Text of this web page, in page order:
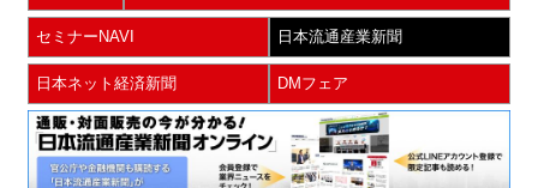
セミナーNAVI 日本流通産業新聞
日本ネット経済新聞 DMフェア